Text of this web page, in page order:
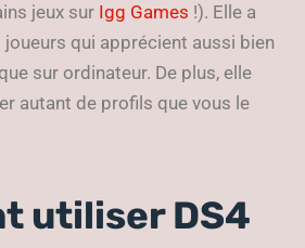
jeux sur Igg Games !). Elle a
qui apprécient aussi bien
sur ordinateur. De plus, elle
autant de profils que vous le
utiliser DS4